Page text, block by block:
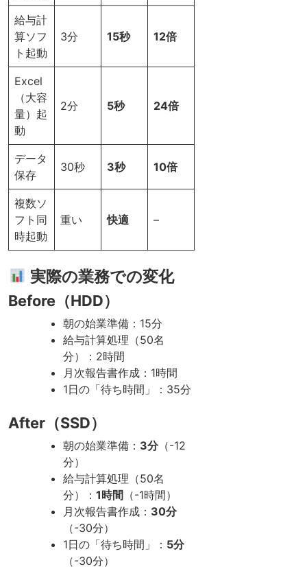
給与計
算ソフ
ト起動
3分 15秒 12倍
Excel
（大容
量）起
動
2分 5秒 24倍
データ
保存
30秒 3秒 10倍
複数ソ
フト同
時起動
重い 快適 –
実際の業務での変化
Before（HDD）
朝の始業準備：15分
給与計算処理（50名
分）：2時間
月次報告書作成：1時間
1日の「待ち時間」：35分
After（SSD）
朝の始業準備： 3分（-12
分）
給与計算処理（50名
分）： 1時間 （-1時間）
月次報告書作成： 30分
（-30分）
1日の「待ち時間」： 5分
（-30分）